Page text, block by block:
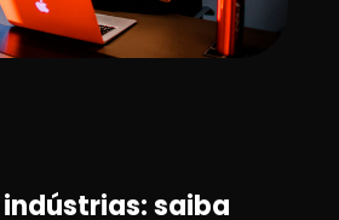
saiba